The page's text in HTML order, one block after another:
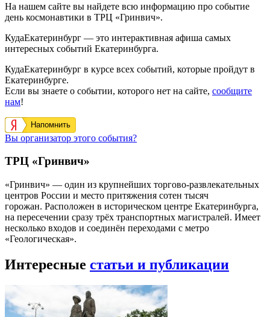
На нашем сайте вы найдете всю информацию про событие
день космонавтики в ТРЦ «Гринвич».
КудаЕкатеринбург — это интерактивная афиша самых
интересных событий Екатеринбурга.
КудаЕкатеринбург в курсе всех событий, которые пройдут в
Екатеринбурге.
Если вы знаете о событии, которого нет на сайте, сообщите
нам!
Напомнить
Вы организатор этого события?
ТРЦ «Гринвич»
«Гринвич» — один из крупнейших торгово-развлекательных
центров России и место притяжения сотен тысяч
горожан. Расположен в историческом центре Екатеринбурга,
на пересечении сразу трёх транспортных магистралей. Имеет
несколько входов и соединён переходами с метро
«Геологическая».
Интересные статьи и публикации